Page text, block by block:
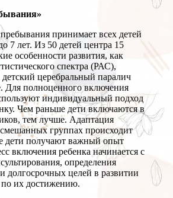
принимает всех детей
7 лет. Из 50 детей центра 15
особенности развития, как
спектра (РАС),
церебральный паралич
полноценного включения
индивидуальный подход
Чем раньше дети включаются в
тем лучше. Адаптация
группах происходит
дети получают важный опыт
включения ребенка начинается с
определения
долгосрочных целей в развитии
по их достижению.